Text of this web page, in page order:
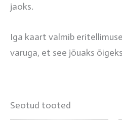
jaoks.
Iga kaart valmib
varuga, et see jõuaks
Seotud tooted